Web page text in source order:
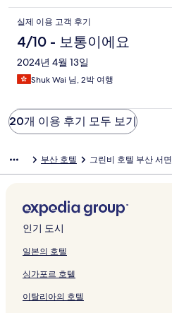
실제 이용 고객 후기
4/10 - 보통이에요
2024년 4월 13일
Shuk Wai 님, 2박 여행
20개 이용 후기 모두 보기
부산 호텔 그린비 호텔 부산 서면
인기 도시
일본의 호텔
싱가포르 호텔
이탈리아의 호텔